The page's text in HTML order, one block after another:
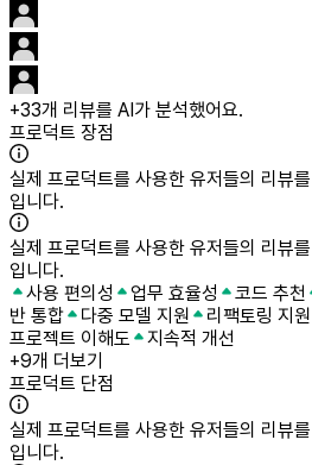
+33개 리뷰를 AI가 분석했어요.
프로덕트 장점
실제 프로덕트를 사용한 유저들의 리뷰
입니다.
실제 프로덕트를 사용한 유저들의 리뷰
입니다.
사용 편의성
업무 효율성 코드 추천
반 통합
다중 모델 지원 리팩토링 지원
프로젝트 이해도
지속적 개선
+9개 더보기
프로덕트 단점
실제 프로덕트를 사용한 유저들의 리뷰
입니다.